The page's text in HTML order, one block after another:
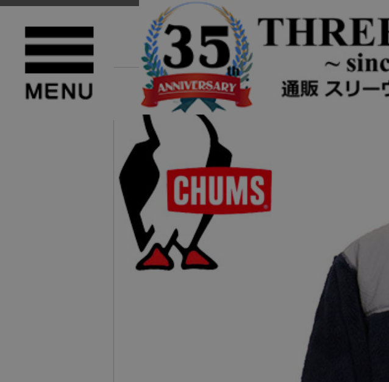
NEW
正規取扱店 CHUMS (チャムス) CH04-1424 Elmo Fleece Jacket エルモフリースジャケット CMS163 全2色